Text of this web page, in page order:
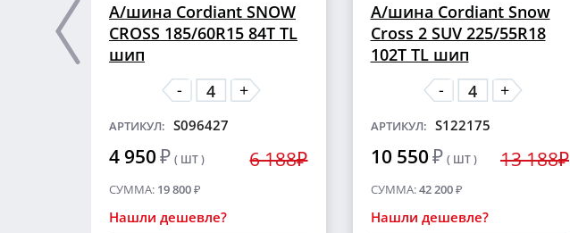
А/шина Cordiant SNOW
CROSS 185/60R15 84T TL
шип
-
+
АРТИКУЛ: S096427
4 950₽ ( ШТ ) 6 188₽
СУММА: 19 800₽
Нашли дешевле?
А/шина Cordiant Snow
Cross 2 SUV 225/55R18
102T TL шип
-
+
АРТИКУЛ: S122175
10 550₽ ( ШТ ) 13 188₽
СУММА:42 200₽
Нашли дешевле?